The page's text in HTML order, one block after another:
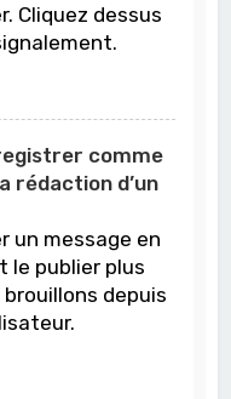
Cliquez dessus
comme
rédaction d’un
un message en
le publier plus
depuis